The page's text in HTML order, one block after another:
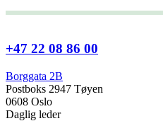
+47 22 08 86 00
Borggata 2B
Postboks 2947 Tøyen
0608 Oslo
Daglig leder